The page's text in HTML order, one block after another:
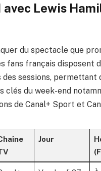
avec Lewis
du spectacle que
fans français disposent
sessions, permettant
clés du week-end
de Canal+ Sport et
Jour